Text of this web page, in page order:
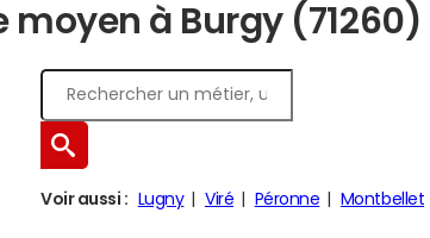
moyen à Burgy (71260)
Voir aussi : Lugny Viré Péronne Montbellet